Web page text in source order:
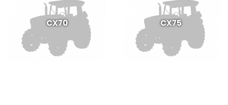
CX70 CX75